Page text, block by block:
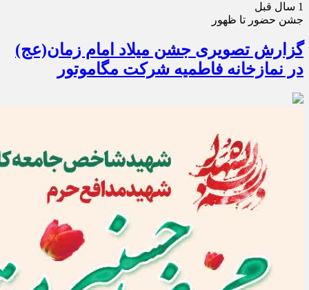
1 سال قبل
جشن حضور تا ظهور
گزارش تصویری جشن میلاد امام زمان(عج)
در نمازخانه فاطمیه شرکت مگاموتور